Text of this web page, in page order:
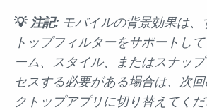
💡 注記: モバイルの背景効果は
トップフィルターをサポートし
ーム、スタイル、またはスナッ
セスする必要がある場合は、次
クトップアプリに切り替えてくだ